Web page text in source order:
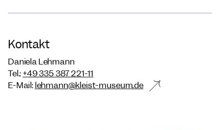
Kontakt
Daniela Lehmann
Tel.:+49 335 387 221-11
E-Mail:lehmann@kleist-museum.de